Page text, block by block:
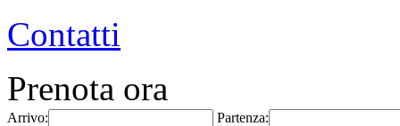
Contatti
Prenota ora
Arrivo: Partenza: